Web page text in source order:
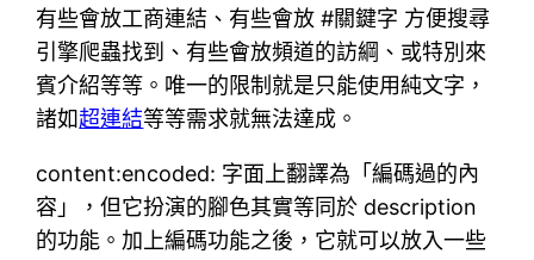
有些會放工商連結、有些會放 #關鍵字 方便搜尋
引擎爬蟲找到、有些會放頻道的訪綱、或特別來
賓介紹等等。唯一的限制就是只能使用純文字，
諸如超連結等等需求就無法達成。
content:encoded: 字面上翻譯為「編碼過的內
容」，但它扮演的腳色其實等同於 description
的功能。加上編碼功能之後，它就可以放入一些